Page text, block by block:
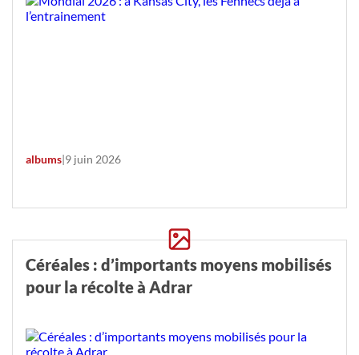
albums|9 juin 2026
Céréales : d’importants moyens mobilisés
pour la récolte à Adrar